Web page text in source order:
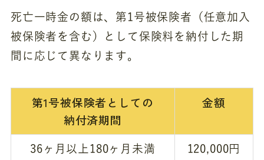
死亡一時金の額は、第1号被保険者（任意加入
被保険者を含む）として保険料を納付した期
間に応じて異なります。
第1号被保険者としての
納付済期間
金額
36ヶ月以上180ヶ月未満 120,000円